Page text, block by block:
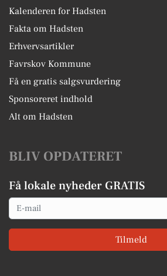
Kalenderen for Hadsten
Fakta om Hadsten
Erhvervsartikler
Favrskov Kommune
Få en gratis salgsvurdering
Sponsoreret indhold
Alt om Hadsten
BLIV OPDATERET
Få lokale nyheder GRATIS
Email
Tilmeld